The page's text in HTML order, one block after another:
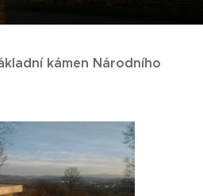
kámen Národního